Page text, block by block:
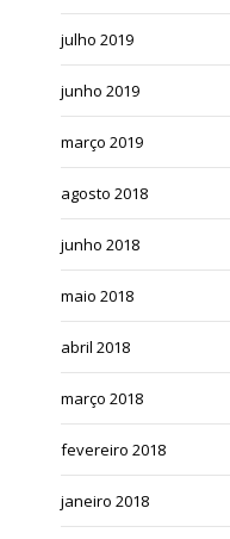
julho 2019
junho 2019
março 2019
agosto 2018
junho 2018
maio 2018
abril 2018
março 2018
fevereiro 2018
janeiro 2018